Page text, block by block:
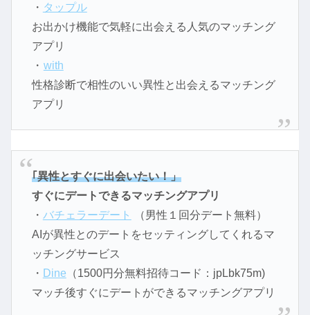
・ タップル
お出かけ機能で気軽に出会える人気のマッチング
アプリ
・ with
性格診断で相性のいい異性と出会えるマッチング
アプリ
｢異性とすぐに出会いたい！」
すぐにデートできるマッチングアプリ
・ バチェラーデート
（男性１回分デート無料）
AIが異性とのデートをセッティングしてくれるマ
ッチングサービス
・ Dine （1500円分無料招待コード：jpLbk75m)
マッチ後すぐにデートができるマッチングアプリ